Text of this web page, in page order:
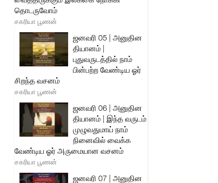
தொடருவோம்
சகரியா பூணன்
ஜனவரி 05 | அனுதின
தியானம் |
புதுவருடத்தில் நாம்
பின்பற்ற வேண்டிய ஓர்
சிறந்த வசனம்
சகரியா பூணன்
ஜனவரி 06 | அனுதின
தியானம் | இந்த வருடம்
முழுவதுமாய் நாம்
நினைவில் வைக்க
வேண்டிய ஓர் அருமையான வசனம்
சகரியா பூணன்
ஜனவரி 07 | அனுதின